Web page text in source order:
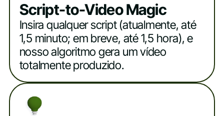
Script-to-Video Magic
Insira qualquer script (atualmente, até
1,5 minuto; em breve, até 1,5 hora), e
nosso algoritmo gera um vídeo
totalmente produzido.